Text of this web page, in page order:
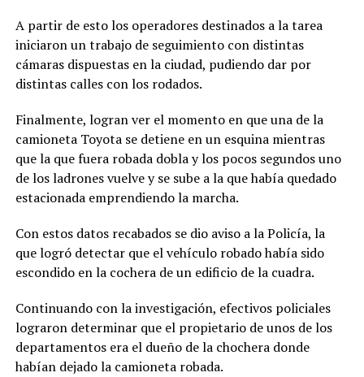
A partir de esto los operadores destinados a la tarea
iniciaron un trabajo de seguimiento con distintas
cámaras dispuestas en la ciudad, pudiendo dar por
distintas calles con los rodados.
Finalmente, logran ver el momento en que una de la
camioneta Toyota se detiene en un esquina mientras
que la que fuera robada dobla y los pocos segundos uno
de los ladrones vuelve y se sube a la que había quedado
estacionada emprendiendo la marcha.
Con estos datos recabados se dio aviso a la Policía, la
que logró detectar que el vehículo robado había sido
escondido en la cochera de un edificio de la cuadra.
Continuando con la investigación, efectivos policiales
lograron determinar que el propietario de unos de los
departamentos era el dueño de la chochera donde
habían dejado la camioneta robada.